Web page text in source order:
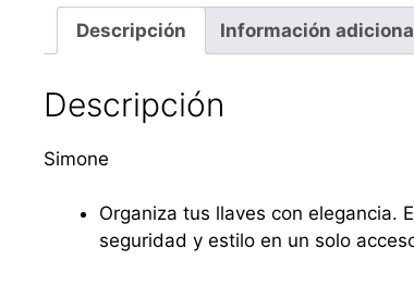
Descripción Información
Descripción
Simone
Organiza tus llaves con elegancia.
seguridad y estilo en un solo